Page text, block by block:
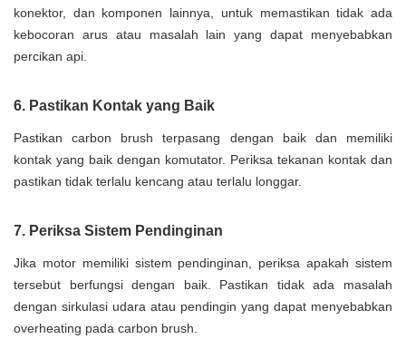
konektor, dan komponen lainnya, untuk memastikan tidak ada
kebocoran arus atau masalah lain yang dapat menyebabkan
percikan api.
6. Pastikan Kontak yang Baik
Pastikan carbon brush terpasang dengan baik dan memiliki
kontak yang baik dengan komutator. Periksa tekanan kontak dan
pastikan tidak terlalu kencang atau terlalu longgar.
7. Periksa Sistem Pendinginan
Jika motor memiliki sistem pendinginan, periksa apakah sistem
tersebut berfungsi dengan baik. Pastikan tidak ada masalah
dengan sirkulasi udara atau pendingin yang dapat menyebabkan
overheating pada carbon brush.